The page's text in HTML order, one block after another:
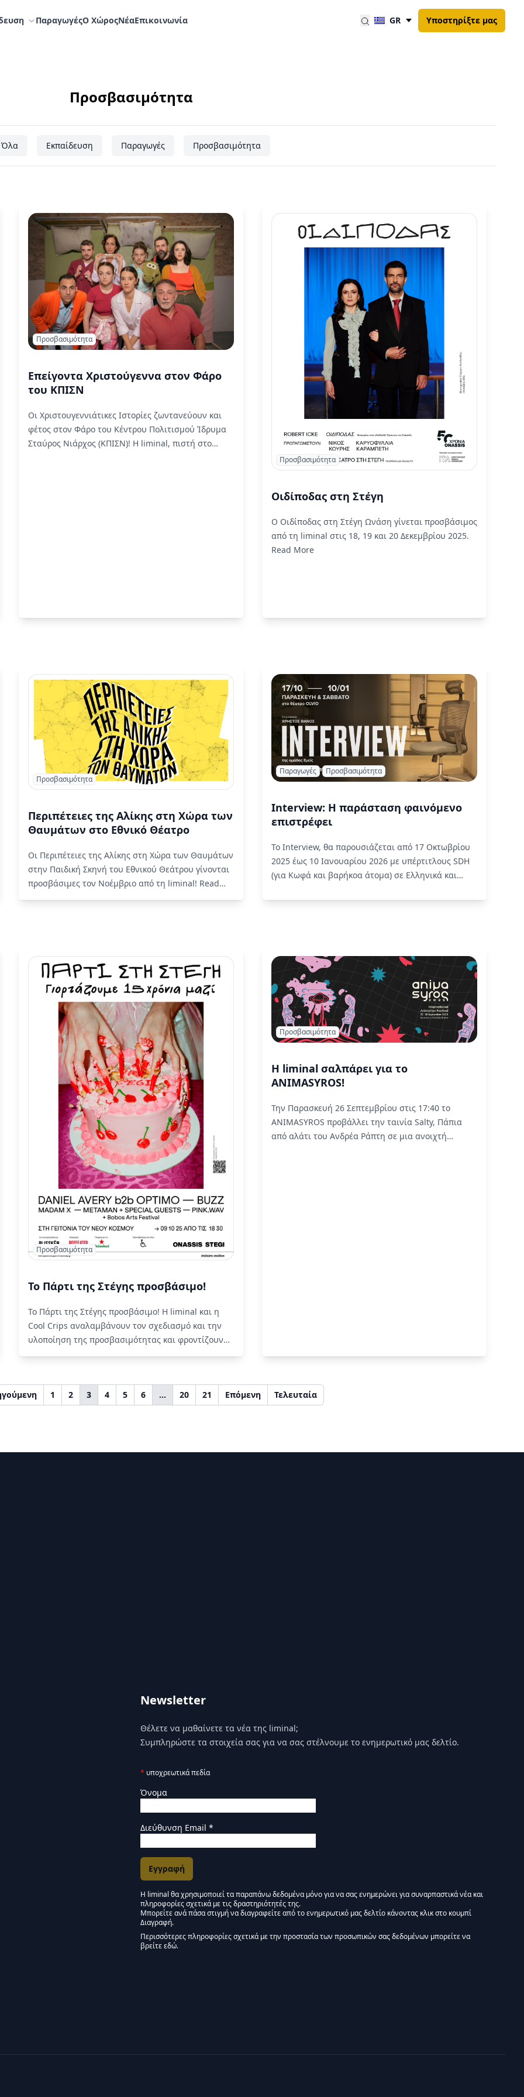
ΠαραγωγέςΟ ΧώροςNέαΕπικοινωνία GR Υποστηρίξτε μας
Προσβασιμότητα
Όλα Εκπαίδευση Παραγωγές Προσβασιμότητα
Προσβασιμότητα
Επείγοντα Χριστούγεννα στον Φάρο
του ΚΠΙΣΝ
Οι Χριστουγεννιάτικες Ιστορίες ζωντανεύουν και
φέτος στον Φάρο του Κέντρου Πολιτισμού Ίδρυμα
Σταύρος Νιάρχος (ΚΠΙΣΝ)! Η liminal, πιστή στο
Προσβασιμότητα
Οιδίποδας στη Στέγη
Ο Οιδίποδας στη Στέγη Ωνάση γίνεται προσβάσιμος
από τη liminal στις 18, 19 και 20 Δεκεμβρίου 2025.
Read More
Προσβασιμότητα
Περιπέτειες της Αλίκης στη Χώρα των
Θαυμάτων στο Εθνικό Θέατρο
Οι Περιπέτειες της Αλίκης στη Χώρα των Θαυμάτων
στην Παιδική Σκηνή του Εθνικού Θεάτρου γίνονται
προσβάσιμες τον Νοέμβριο από τη liminal! Read
Παραγωγές Προσβασιμότητα
Interview: Η παράσταση φαινόμενο
επιστρέφει
Το Interview, θα παρουσιάζεται από 17 Οκτωβρίου
2025 έως 10 Ιανουαρίου 2026 με υπέρτιτλους SDH
(για Κωφά και βαρήκοα άτομα) σε Ελληνικά και
Προσβασιμότητα
Το Πάρτι της Στέγης προσβάσιμο!
Το Πάρτι της Στέγης προσβάσιμο! Η liminal και η
Cool Crips αναλαμβάνουν τον σχεδιασμό και την
υλοποίηση της προσβασιμότητας και φροντίζουν
το πάρτι να είναι μια εμπειρία ανοιχτή σε όλες,
Προσβασιμότητα
Η liminal σαλπάρει για το
ANIMASYROS!
Την Παρασκευή 26 Σεπτεμβρίου στις 17:40 το
ANIMASYROS προβάλλει την ταινία Salty, Πάπια
από αλάτι του Ανδρέα Ράπτη σε μια ανοιχτή
1 2 3 4 5 6 … 20 21 Επόμενη Τελευταία
Newsletter
Θέλετε να μαθαίνετε τα νέα της liminal;
Συμπληρώστε τα στοιχεία σας για να σας στέλνουμε το ενημερωτικό μας δελτίο.
* υποχρεωτικά πεδία
Όνομα
Διεύθυνση Email *
Εγκρίσεις Μάρκετινγκ
Η liminal θα χρησιμοποιεί τα παραπάνω δεδομένα μόνο για να σας ενημερώνει για συναρπαστικά νέα και
πληροφορίες σχετικά με τις δραστηριότητές της.
Μείνετε συντονισμένοι - Ενημερωτικό δελτίο Liminal :)
Μπορείτε ανά πάσα στιγμή να διαγραφείτε από το ενημερωτικό μας δελτίο κάνοντας κλικ στο κουμπί
Διαγραφή.
Περισσότερες πληροφορίες σχετικά με την προστασία των προσωπικών σας δεδομένων μπορείτε να
βρείτε εδώ.